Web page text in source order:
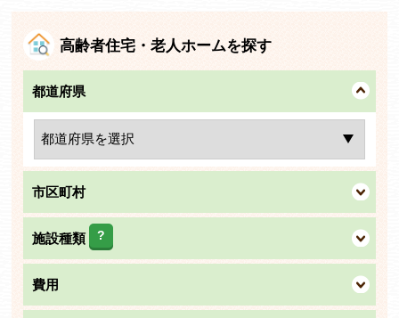
高齢者住宅・老人ホームを探す
都道府県
市区町村
施設種類 ?
費用